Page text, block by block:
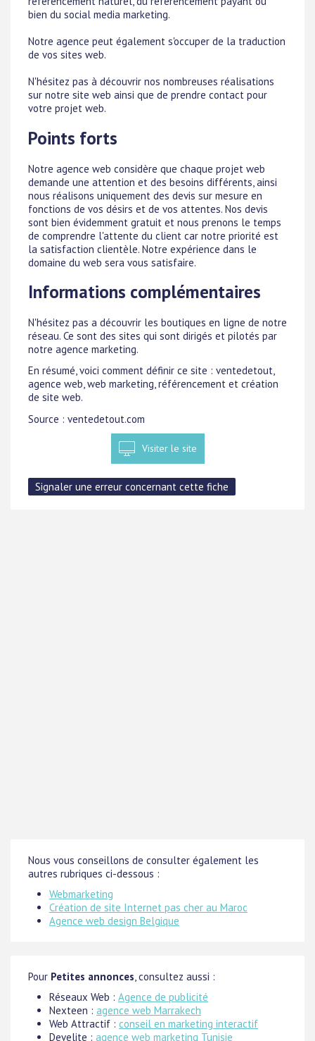
bien du social media marketing.
Notre agence peut également s'occuper de la traduction
de vos sites web.
N'hésitez pas à découvrir nos nombreuses réalisations
sur notre site web ainsi que de prendre contact pour
votre projet web.
Points forts
Notre agence web considère que chaque projet web
demande une attention et des besoins différents, ainsi
nous réalisons uniquement des devis sur mesure en
fonctions de vos désirs et de vos attentes. Nos devis
sont bien évidemment gratuit et nous prenons le temps
de comprendre l'attente du client car notre priorité est
la satisfaction clientèle. Notre expérience dans le
domaine du web sera vous satisfaire.
Informations complémentaires
N'hésitez pas a découvrir les boutiques en ligne de notre
réseau. Ce sont des sites qui sont dirigés et pilotés par
notre agence marketing.
En résumé, voici comment définir ce site : ventedetout,
agence web, web marketing, référencement et création
de site web.
Source : ventedetout.com
Visiter le site
Nous vous conseillons de consulter également les
autres rubriques ci-dessous :
Webmarketing
Création de site Internet pas cher au Maroc
Agence web design Belgique
Pour Petites annonces , consultez aussi :
Réseaux Web : Agence de publicité
Nexteen : agence web Marrakech
Web Attractif : conseil en marketing interactif
Develite : agence web marketing Tunisie